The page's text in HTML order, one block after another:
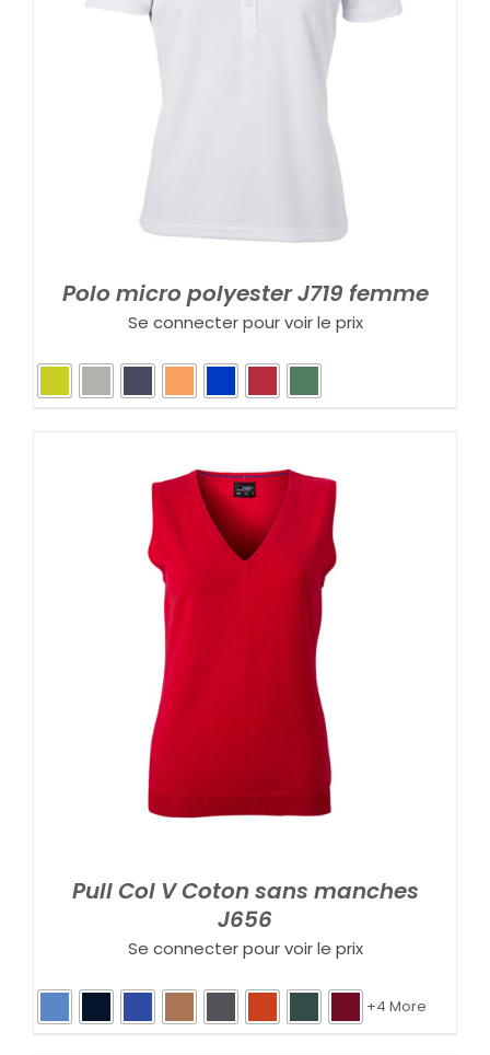
Polo micro polyester J719 femme
Se connecter pour voir le prix
Pull Col V Coton sans manches
J656
Se connecter pour voir le prix
+4 More